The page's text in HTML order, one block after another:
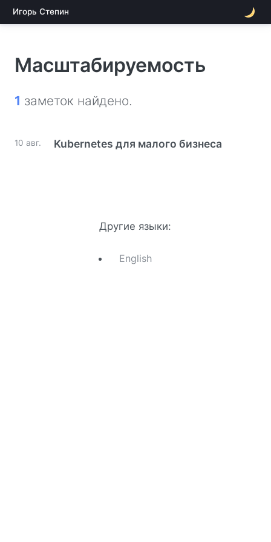
Игорь Степин
Масштабируемость
1 заметок найдено.
10 авг. Kubernetes для малого бизнеса
Другие языки:
English